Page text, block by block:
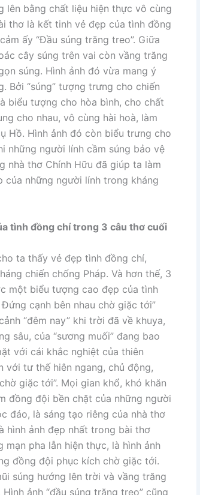
lên bằng chất liệu hiện thực vô cùng
thơ là kết tinh vẻ đẹp của tình đồng
ấy “Đầu súng trăng treo”. Giữa
cây súng trên vai còn vầng trăng
súng. Hình ảnh đó vừa mang ý
Bởi “súng” tượng trưng cho chiến
biểu tượng cho hòa bình, cho chất
cho nhau, vô cùng hài hoà, làm
Hồ. Hình ảnh đó còn biểu trưng cho
những người lính cầm súng bảo vệ
nhà thơ Chính Hữu đã giúp ta làm
những người lính trong kháng
tình đồng chí trong 3 câu thơ cuối
ta thấy vẻ đẹp tình đồng chí,
chiến chống Pháp. Và hơn thế, 3
một biểu tượng cao đẹp của tình
cạnh bên nhau chờ giặc tới”
“đêm nay” khi trời đã về khuya,
sâu, của “sương muối” đang bao
với cái khắc nghiệt của thiên
với tư thế hiên ngang, chủ động,
giặc tới”. Mọi gian khổ, khó khăn
đồng đội bền chặt của những người
đáo, là sáng tạo riêng của nhà thơ
hình ảnh đẹp nhất trong bài thơ
pha lẫn hiện thực, là hình ảnh
đồng đội phục kích chờ giặc tới.
súng hướng lên trời và vầng trăng
ảnh “đầu súng trăng treo” cũng